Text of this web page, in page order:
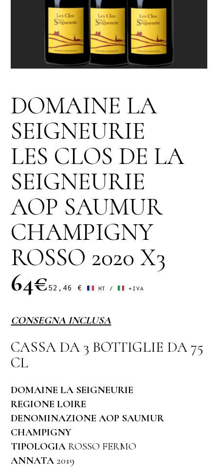
DOMAINE LA
SEIGNEURIE
LES CLOS DE LA
SEIGNEURIE
AOP SAUMUR
CHAMPIGNY
ROSSO 2020 X3
64€52,46 € HT / +IVA
CONSEGNA INCLUSA
CASSA DA 3 BOTTIGLIE DA 75
CL
DOMAINE LA SEIGNEURIE
REGIONE LOIRE
DENOMINAZIONE AOP SAUMUR
CHAMPIGNY
TIPOLOGIA ROSSO FERMO
ANNATA 2019